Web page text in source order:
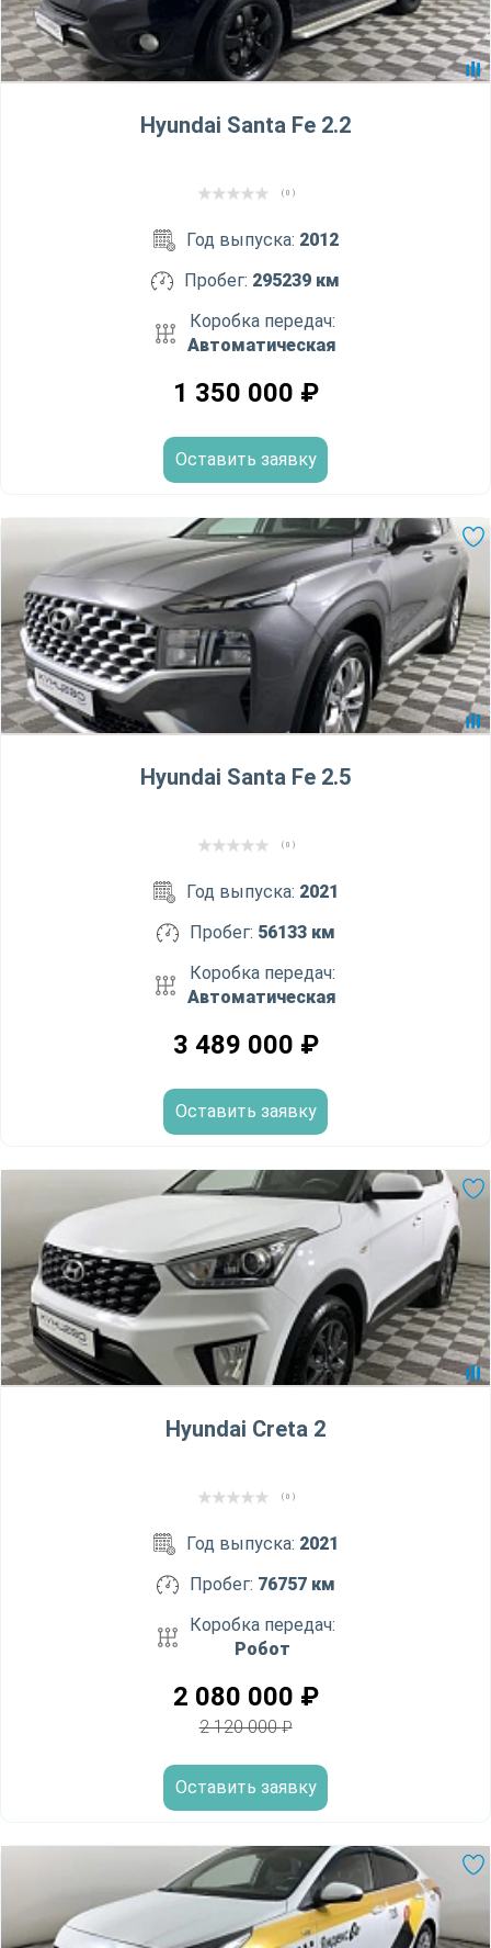
Hyundai Santa Fe 2.2
( 0 )
Год выпуска: 2012
Пробег: 295239 км
Коробка передач:
Автоматическая
1 350 000 ₽
Оставить заявку
Hyundai Santa Fe 2.5
( 0 )
Год выпуска: 2021
Пробег: 56133 км
Коробка передач:
Автоматическая
3 489 000 ₽
Оставить заявку
Hyundai Creta 2
( 0 )
Год выпуска: 2021
Пробег: 76757 км
Коробка передач:
Робот
2 080 000 ₽
2 120 000₽
Оставить заявку